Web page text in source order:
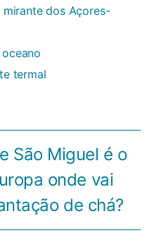
dos Açores-
termal
São Miguel é o
onde vai
de chá?